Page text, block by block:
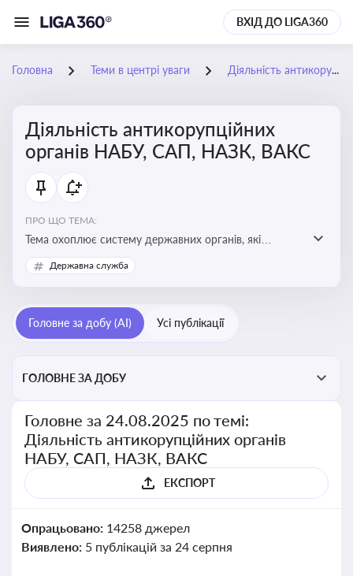
ВХІД ДО LIGA360
Головна Теми в центрі уваги Діяльність антикорупційних органів НАБУ, САП, НАЗК, ВАКС
Діяльність антикорупційних
органів НАБУ, САП, НАЗК, ВАКС
ПРО ЩО ТЕМА:
Тема охоплює систему державних органів, які
здійснюють запобігання, виявлення та розслідування
корупційних правопорушень, що є ключовим
у державному управлінні та бізнесі
Державна служба
Головне за добу (AI) Усі публікації
ГОЛОВНЕ ЗА ДОБУ
Головне за 24.08.2025 по темі:
Діяльність антикорупційних органів
НАБУ, САП, НАЗК, ВАКС
ЕКСПОРТ
Опрацьовано: 14258 джерел
Виявлено: 5 публікацій за 24 серпня